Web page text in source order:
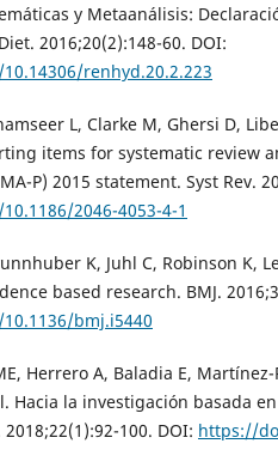
y Metaanálisis:
2016;20(2):148-60. DOI:
renhyd.20.2.223
L, Clarke M, Ghersi D,
items for systematic review
P) 2015 statement. Syst Rev.
2046-4053-4-1
K, Juhl C, Robinson K,
based research. BMJ.
bmj.i5440
Herrero A, Baladia E,
Hacia la investigación basada
100. DOI: https://